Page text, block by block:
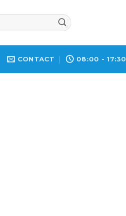
CONTACT 08:00 - 17:30